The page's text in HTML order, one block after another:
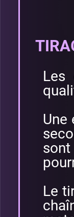
Les
Une
Le